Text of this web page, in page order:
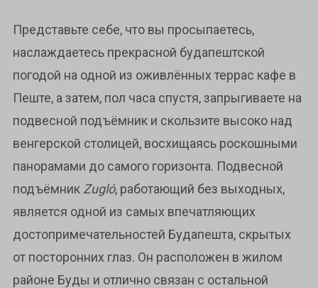
Представьте себе, что вы просыпаетесь,
наслаждаетесь прекрасной будапештской
погодой на одной из оживлённых террас кафе в
Пеште, а затем, пол часа спустя, запрыгиваете на
подвесной подъёмник и скользите высоко над
венгерской столицей, восхищаясь роскошными
панорамами до самого горизонта. Подвесной
подъёмник Zugló, работающий без выходных,
является одной из самых впечатляющих
достопримечательностей Будапешта, скрытых
от посторонних глаз. Он расположен в жилом
районе Буды и отлично связан с остальной